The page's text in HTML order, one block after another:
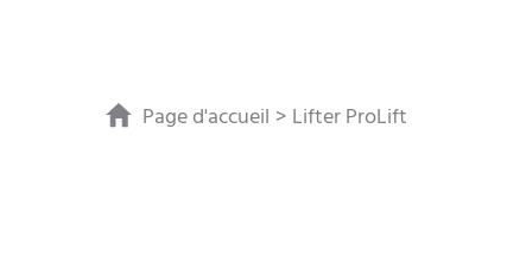
Page d'accueil Lifter ProLift